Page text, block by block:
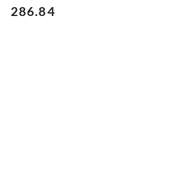
Cena:
Cena:
286.84